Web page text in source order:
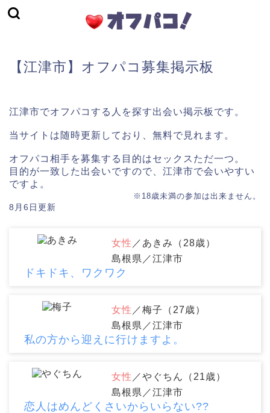
【江津市】オフパコ募集掲示板
江津市でオフパコする人を探す出会い掲示板です。
当サイトは随時更新しており、無料で見れます。
オフパコ相手を募集する目的はセックスただ一つ。
目的が一致した出会いですので、江津市で会いやすい
ですよ。
※18歳未満の参加は出来ません。
8月6日更新
女性 ／あきみ（28歳）
島根県／江津市
ドキドキ、ワクワク
女性 ／梅子（27歳）
島根県／江津市
私の方から迎えに行けますよ。
女性 ／やぐちん（21歳）
島根県／江津市
恋人はめんどくさいからいらない??